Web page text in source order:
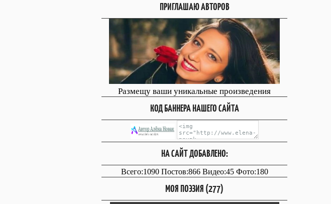
ПРИГЛАШАЮ АВТОРОВ
Размещу ваши уникальные произведения
КОД БАННЕРА НАШЕГО САЙТА
НА САЙТ ДОБАВЛЕНО:
Всего:1090 Постов:866 Видео:45 Фото:180
МОЯ ПОЭЗИЯ (277)